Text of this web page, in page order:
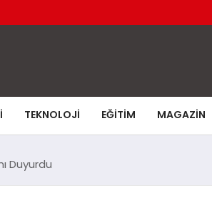
TEKNOLOJI EĞITIM MAGAZIN
Duyurdu